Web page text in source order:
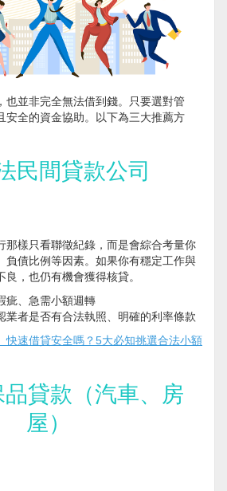
也並非完全無法借到錢。只要選對管
安全的資金協助。以下為三大推薦方
民間貸款公司
那樣只看聯徵紀錄，而是會綜合考量你
負債比例等因素。如果你有穩定工作與
，也仍有機會獲得核貸。
疵、急需小額週轉
業者是否有合法執照、明確的利率條款
快速借貸安全嗎？5大必知挑選合法小額
貸款（汽車、房
屋）